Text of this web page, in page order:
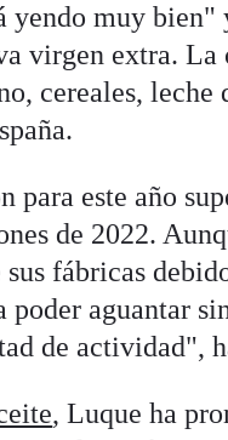
yendo muy bien"
virgen extra.
cereales, leche
para este año
de 2022.
fábricas
poder aguantar
de actividad",
, Luque ha